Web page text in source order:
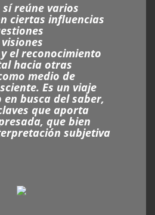
sí reúne varios
ciertas influencias
el reconocimiento
hacia otras
medio de
Es un viaje
busca del saber,
que aporta
que bien
subjetiva